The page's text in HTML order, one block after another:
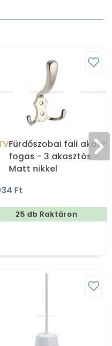
Fürdőszobai fali
fogas - 3 akasztós -
Matt nikkel
Ft
25 db Raktáron